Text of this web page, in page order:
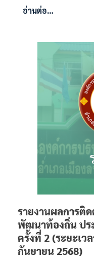
อ่านต่อ…
รายงานผลการติ
พัฒนาท้องถิ่น ปร
ครั้งที่ 2 (ระยะเว
กันยายน 2568)